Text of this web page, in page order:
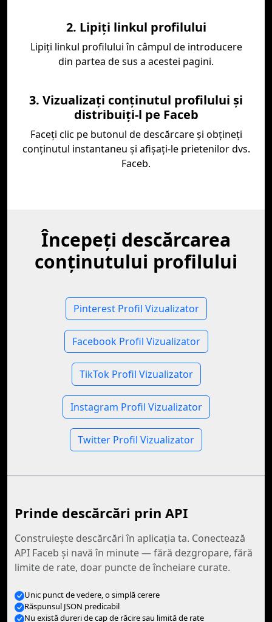
2. Lipiți linkul profilului
Lipiți linkul profilului în câmpul de introducere
din partea de sus a acestei pagini.
3. Vizualizați conținutul profilului și
distribuiți-l pe Faceb
Faceți clic pe butonul de descărcare și obțineți
conținutul instantaneu și afișați-le prietenilor dvs.
Faceb.
Începeți descărcarea
conținutului profilului
Pinterest Profil Vizualizator
Facebook Profil Vizualizator
TikTok Profil Vizualizator
Instagram Profil Vizualizator
Twitter Profil Vizualizator
Prinde descărcări prin API
Construiește descărcări în aplicația ta. Conectează
API Faceb și navă în minute — fără dezgropare, fără
limite de rate, doar puncte de încheiare curate.
Unic punct de vedere, o simplă cerere
Răspunsul JSON predicabil
Nu există dureri de cap de răcire sau limită de rate